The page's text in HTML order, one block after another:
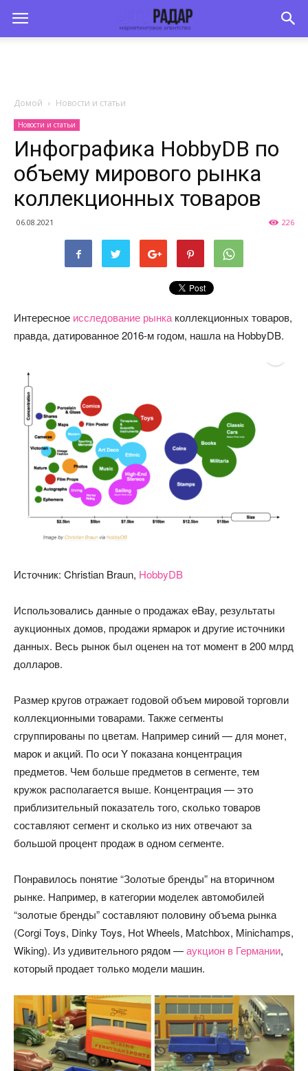
Домой Новости и статьи
Новости и статьи
Инфографика HobbyDB по
объему мирового рынка
коллекционных товаров
06.08.2021 226
Интересное исследование рынка коллекционных товаров,
правда, датированное 2016-м годом, нашла на HobbyDB.
Источник: Christian Braun, HobbyDB
Использовались данные о продажах eBay, результаты
аукционных домов, продажи ярмарок и другие источники
данных. Весь рынок был оценен на тот момент в 200 млрд
долларов.
Размер кругов отражает годовой объем мировой торговли
коллекционными товарами. Также сегменты
сгруппированы по цветам. Например синий — для монет,
марок и акций. По оси Y показана концентрация
предметов. Чем больше предметов в сегменте, тем
кружок располагается выше. Концентрация — это
приблизительный показатель того, сколько товаров
составляют сегмент и сколько из них отвечают за
большой процент продаж в одном сегменте.
Понравилось понятие “Золотые бренды” на вторичном
рынке. Например, в категории моделек автомобилей
“золотые бренды” составляют половину объема рынка
(Corgi Toys, Dinky Toys, Hot Wheels, Matchbox, Minichamps,
Wiking). Из удивительного рядом —аукцион в Германии,
который продает только модели машин.